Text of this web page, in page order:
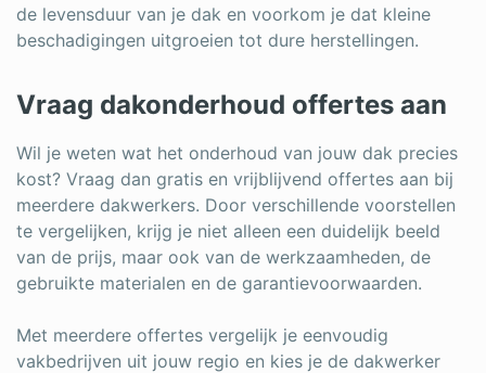
de levensduur van je dak en voorkom je dat kleine
beschadigingen uitgroeien tot dure herstellingen.
Vraag dakonderhoud offertes aan
Wil je weten wat het onderhoud van jouw dak precies
kost? Vraag dan gratis en vrijblijvend offertes aan bij
meerdere dakwerkers. Door verschillende voorstellen
te vergelijken, krijg je niet alleen een duidelijk beeld
van de prijs, maar ook van de werkzaamheden, de
gebruikte materialen en de garantievoorwaarden.
Met meerdere offertes vergelijk je eenvoudig
vakbedrijven uit jouw regio en kies je de dakwerker